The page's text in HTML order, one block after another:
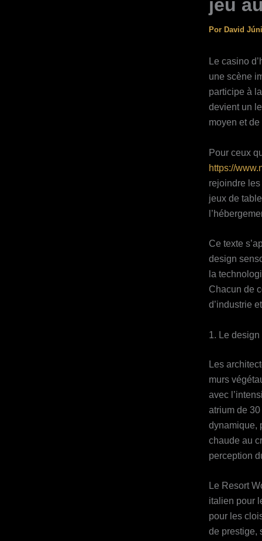
jeu
Por David
Le casino
une scène
participe à
devient un
moyen et
Pour ceux
https://
rejoindre
jeux de
Ce texte
design
la
Chacun de
d’industrie
1. Le design
Les
murs
avec
atrium de
dynamique,
chaude au
perception
Le Resort
italien pour
pour les
de prestige,